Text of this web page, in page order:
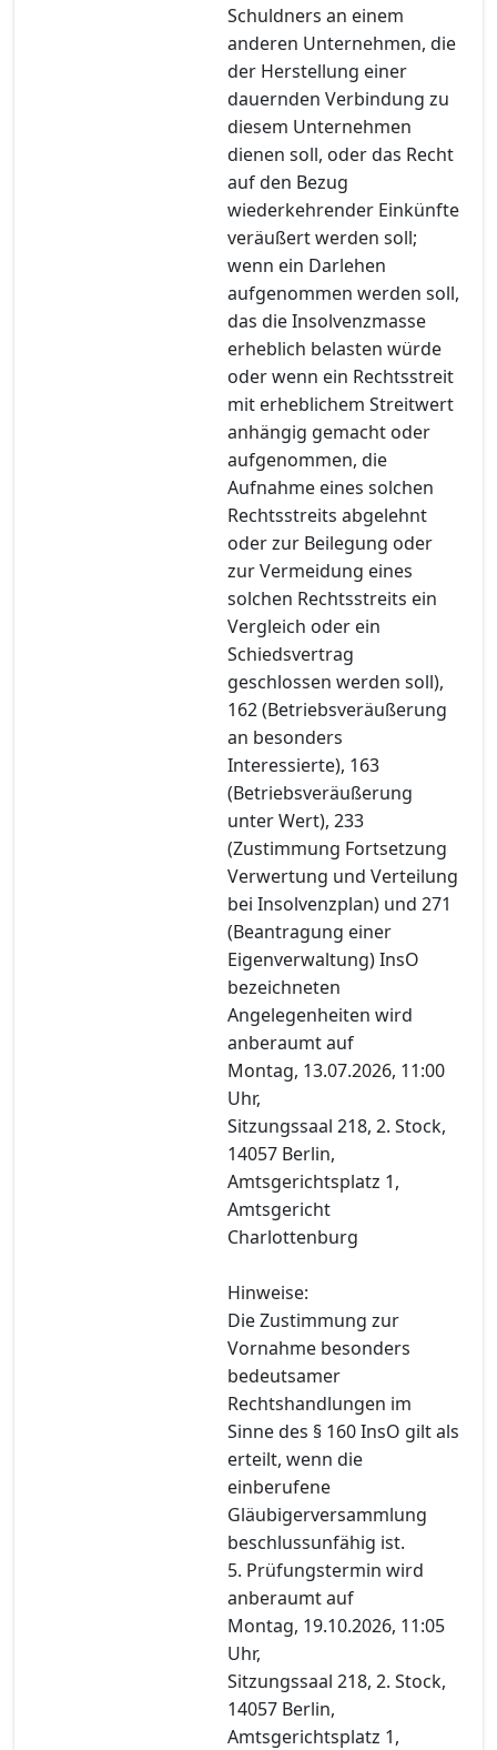
Schuldners an einem
anderen Unternehmen, die
der Herstellung einer
dauernden Verbindung zu
diesem Unternehmen
dienen soll, oder das Recht
auf den Bezug
wiederkehrender Einkünfte
veräußert werden soll;
wenn ein Darlehen
aufgenommen werden soll,
das die Insolvenzmasse
erheblich belasten würde
oder wenn ein Rechtsstreit
mit erheblichem Streitwert
anhängig gemacht oder
aufgenommen, die
Aufnahme eines solchen
Rechtsstreits abgelehnt
oder zur Beilegung oder
zur Vermeidung eines
solchen Rechtsstreits ein
Vergleich oder ein
Schiedsvertrag
geschlossen werden soll),
162 (Betriebsveräußerung
an besonders
Interessierte), 163
(Betriebsveräußerung
unter Wert), 233
(Zustimmung Fortsetzung
Verwertung und Verteilung
bei Insolvenzplan) und 271
(Beantragung einer
Eigenverwaltung) InsO
bezeichneten
Angelegenheiten wird
anberaumt auf
Montag, 13.07.2026, 11:00
Uhr,
Sitzungssaal 218, 2. Stock,
14057 Berlin,
Amtsgerichtsplatz 1,
Amtsgericht
Charlottenburg
Hinweise:
Die Zustimmung zur
Vornahme besonders
bedeutsamer
Rechtshandlungen im
Sinne des § 160 InsO gilt als
erteilt, wenn die
einberufene
Gläubigerversammlung
beschlussunfähig ist.
5. Prüfungstermin wird
anberaumt auf
Montag, 19.10.2026, 11:05
Uhr,
Sitzungssaal 218, 2. Stock,
14057 Berlin,
Amtsgerichtsplatz 1,